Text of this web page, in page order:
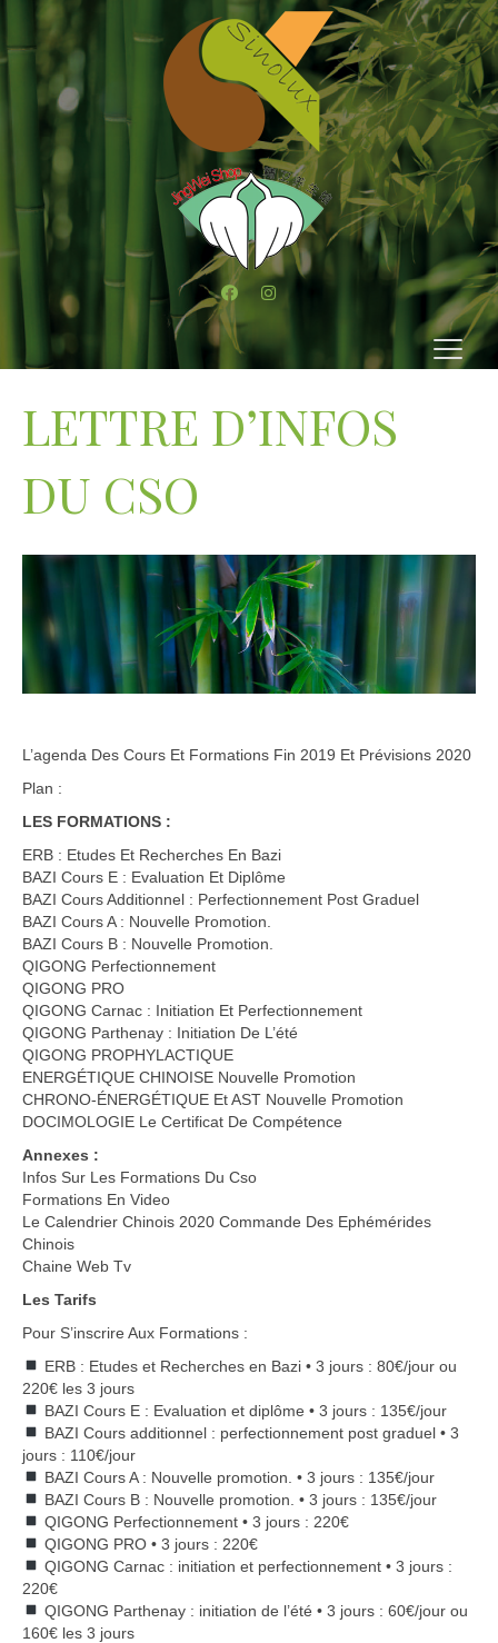
LETTRE D’INFOS
DU CSO
L’agenda Des Cours Et Formations Fin 2019 Et Prévisions 2020
Plan :
LES FORMATIONS :
ERB : Etudes Et Recherches En Bazi
BAZI Cours E : Evaluation Et Diplôme
BAZI Cours Additionnel : Perfectionnement Post Graduel
BAZI Cours A : Nouvelle Promotion.
BAZI Cours B : Nouvelle Promotion.
QIGONG Perfectionnement
QIGONG PRO
QIGONG Carnac : Initiation Et Perfectionnement
QIGONG Parthenay : Initiation De L’été
QIGONG PROPHYLACTIQUE
ENERGÉTIQUE CHINOISE Nouvelle Promotion
CHRONO-ÉNERGÉTIQUE Et AST Nouvelle Promotion
DOCIMOLOGIE Le Certificat De Compétence
Annexes :
Infos Sur Les Formations Du Cso
Formations En Video
Le Calendrier Chinois 2020 Commande Des Ephémérides
Chinois
Chaine Web Tv
Les Tarifs
Pour S’inscrire Aux Formations :
ERB : Etudes et Recherches en Bazi • 3 jours : 80€/jour ou
220€ les 3 jours
BAZI Cours E : Evaluation et diplôme • 3 jours : 135€/jour
BAZI Cours additionnel : perfectionnement post graduel • 3
jours : 110€/jour
BAZI Cours A : Nouvelle promotion. • 3 jours : 135€/jour
BAZI Cours B : Nouvelle promotion. • 3 jours : 135€/jour
QIGONG Perfectionnement • 3 jours : 220€
QIGONG PRO • 3 jours : 220€
QIGONG Carnac : initiation et perfectionnement • 3 jours :
220€
QIGONG Parthenay : initiation de l’été • 3 jours : 60€/jour ou
160€ les 3 jours